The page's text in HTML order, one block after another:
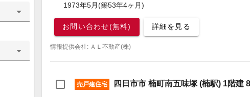
1973年5月(築53年4ヶ月)
お問い合わせ(無料) 詳細を見る
情報提供会社: ＡＬ不動産(株)
売戸建住宅 四日市市 楠町南五味塚 (楠駅) 1階建